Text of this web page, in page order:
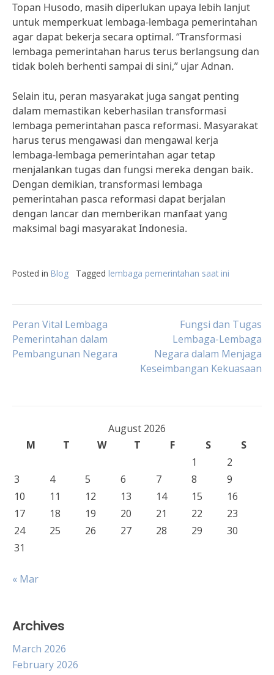
Topan Husodo, masih diperlukan upaya lebih lanjut
untuk memperkuat lembaga-lembaga pemerintahan
agar dapat bekerja secara optimal. “Transformasi
lembaga pemerintahan harus terus berlangsung dan
tidak boleh berhenti sampai di sini,” ujar Adnan.
Selain itu, peran masyarakat juga sangat penting
dalam memastikan keberhasilan transformasi
lembaga pemerintahan pasca reformasi. Masyarakat
harus terus mengawasi dan mengawal kerja
lembaga-lembaga pemerintahan agar tetap
menjalankan tugas dan fungsi mereka dengan baik.
Dengan demikian, transformasi lembaga
pemerintahan pasca reformasi dapat berjalan
dengan lancar dan memberikan manfaat yang
maksimal bagi masyarakat Indonesia.
Posted in Blog Tagged lembaga pemerintahan saat ini
Post
navigation
Peran Vital Lembaga
Pemerintahan dalam
Pembangunan Negara
Fungsi dan Tugas
Lembaga-Lembaga
Negara dalam Menjaga
Keseimbangan Kekuasaan
August 2026
M
T W T F S
S
1
2
3
4 5 6 7 8
9
10
11 12 13 14 15
16
17
18 19 20 21 22
23
24
25 26 27 28 29
30
31
« Mar
Archives
March 2026
February 2026